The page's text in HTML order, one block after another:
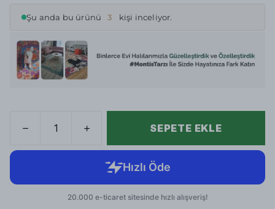
Şu anda bu ürünü 3 kişi inceliyor.
SEPETE EKLE